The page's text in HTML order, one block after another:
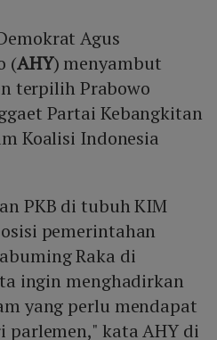
Agus
(AHY) menyambut
terpilih Prabowo
Partai Kebangkitan
Koalisi Indonesia
PKB di tubuh KIM
pemerintahan
Raka di
ingin menghadirkan
yang perlu mendapat
parlemen," kata AHY di